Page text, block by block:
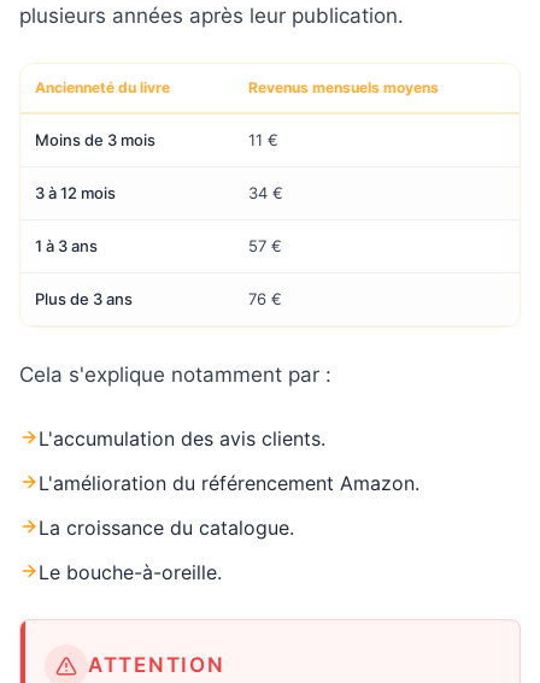
plusieurs années après leur publication.
Ancienneté du livre Revenus mensuels moyens
Moins de 3 mois 11 €
3 à 12 mois 34 €
1 à 3 ans 57 €
Plus de 3 ans 76 €
Cela s'explique notamment par :
L'accumulation des avis clients.
L'amélioration du référencement Amazon.
La croissance du catalogue.
Le bouche-à-oreille.
ATTENTION